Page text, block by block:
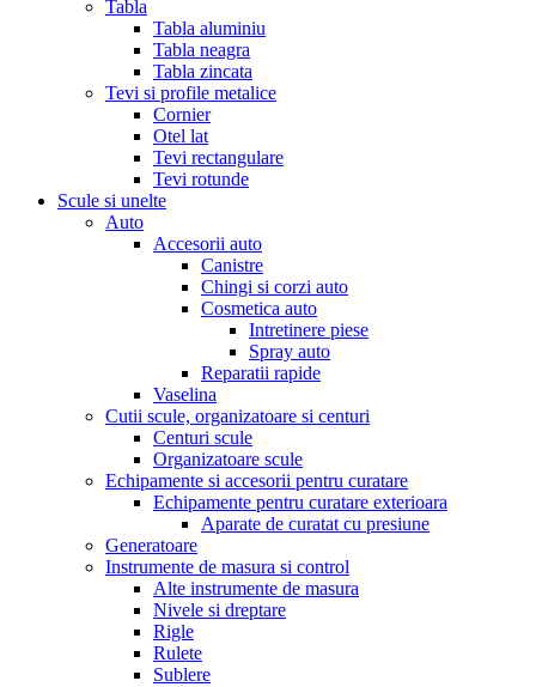
Tabla
Tabla aluminiu
Tabla neagra
Tabla zincata
Tevi si profile metalice
Cornier
Otel lat
Tevi rectangulare
Tevi rotunde
Scule si unelte
Auto
Accesorii auto
Canistre
Chingi si corzi auto
Cosmetica auto
Intretinere piese
Spray auto
Reparatii rapide
Vaselina
Cutii scule, organizatoare si centuri
Centuri scule
Organizatoare scule
Echipamente si accesorii pentru curatare
Echipamente pentru curatare exterioara
Aparate de curatat cu presiune
Generatoare
Instrumente de masura si control
Alte instrumente de masura
Nivele si dreptare
Rigle
Rulete
Sublere